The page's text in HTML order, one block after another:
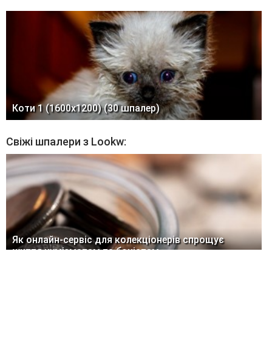
Коти 1 (1600x1200) (30 шпалер)
Свіжі шпалери з Lookw:
Як онлайн-сервіс для колекціонерів спрощує
життя нумізматам та боністам